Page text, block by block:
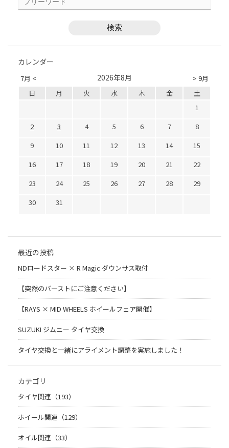
カレンダー
7月 < > 9月
2026年8月
日 月 火 水 木 金
土
1
2
3 4 5 6 7
8
9
10 11 12 13 14
15
16
17 18 19 20 21
22
23
24 25 26 27 28
29
30
31
最近の投稿
NDロードスター × R Magic ダウンサス取付
【突然のバーストにご注意ください】
【RAYS × MID WHEELS ホイールフェア開催】
SUZUKI ジムニー タイヤ交換
タイヤ交換と一緒にアライメント調整を実施しました！
カテゴリ
タイヤ関連（193）
ホイール関連（129）
オイル関連（33）